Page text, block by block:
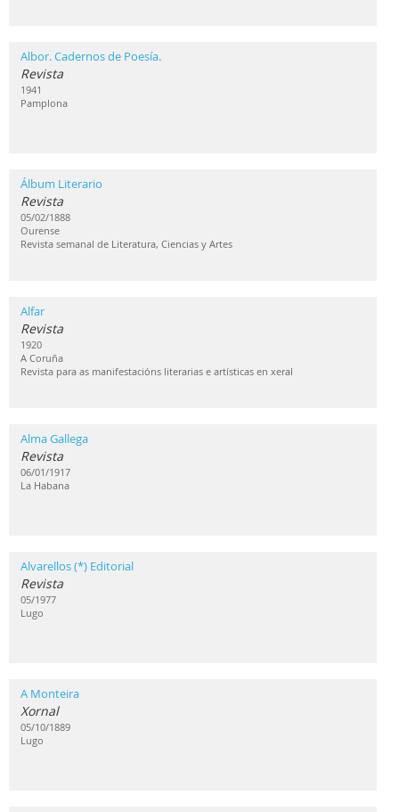
Albor. Cadernos de Poesía.
Revista
1941
Pamplona
Álbum Literario
Revista
05/02/1888
Ourense
Revista semanal de Literatura, Ciencias y Artes
Alfar
Revista
1920
A Coruña
Revista para as manifestacións literarias e artísticas en xeral
Alma Gallega
Revista
06/01/1917
La Habana
Alvarellos (*) Editorial
Revista
05/1977
Lugo
A Monteira
Xornal
05/10/1889
Lugo